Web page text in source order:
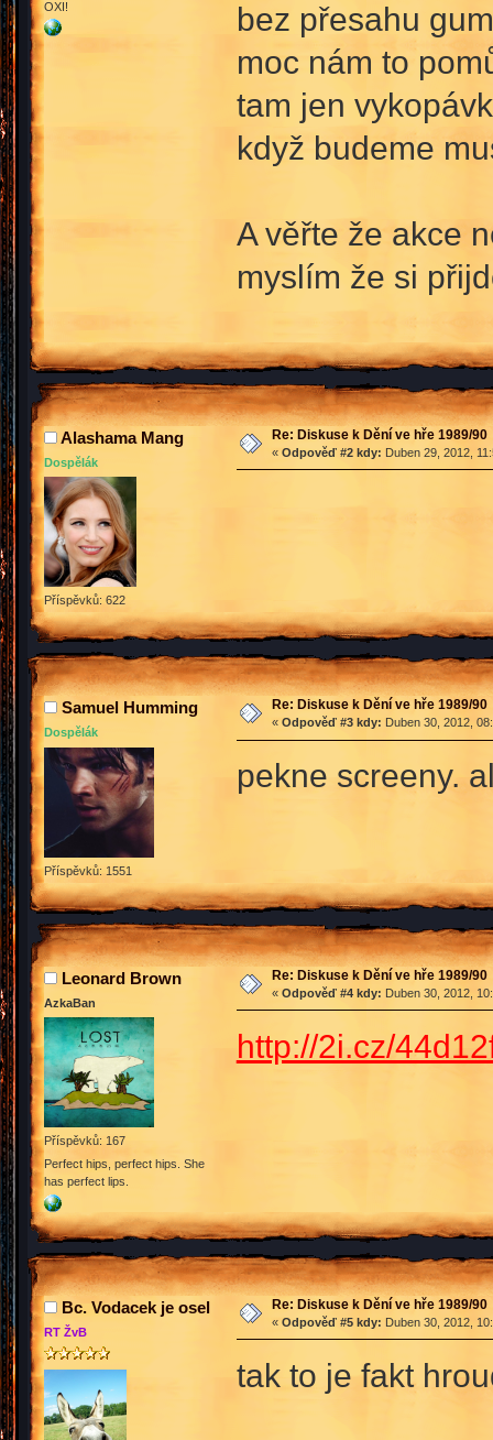
OXI!
bez přesahu
moc nám to
tam jen
když budeme
A věřte že akce
myslím že si
Alashama Mang
Dospělák
Příspěvků: 622
Re: Diskuse k Dění ve hře 1989/90
« Odpověď #2 kdy: Duben 29, 2012,
Samuel Humming
Dospělák
Příspěvků: 1551
Re: Diskuse k Dění ve hře 1989/90
« Odpověď #3 kdy: Duben 30, 2012,
pekne screeny.
Leonard Brown
AzkaBan
Příspěvků: 167
Perfect hips, perfect hips. She
has perfect lips.
Re: Diskuse k Dění ve hře 1989/90
« Odpověď #4 kdy: Duben 30, 2012,
http://2i.cz/
Bc. Vodacek je osel
RT ŽvB
Re: Diskuse k Dění ve hře 1989/90
« Odpověď #5 kdy: Duben 30, 2012,
tak to je fakt